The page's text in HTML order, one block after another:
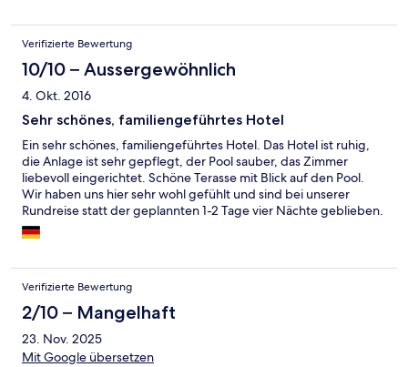
Verifizierte Bewertung
10/10 – Aussergewöhnlich
4. Okt. 2016
Sehr schönes, familiengeführtes Hotel
Ein sehr schönes, familiengeführtes Hotel. Das Hotel ist ruhig,
die Anlage ist sehr gepflegt, der Pool sauber, das Zimmer
liebevoll eingerichtet. Schöne Terasse mit Blick auf den Pool.
Wir haben uns hier sehr wohl gefühlt und sind bei unserer
Rundreise statt der geplannten 1-2 Tage vier Nächte geblieben.
Verifizierte Bewertung
2/10 – Mangelhaft
23. Nov. 2025
Mit Google übersetzen